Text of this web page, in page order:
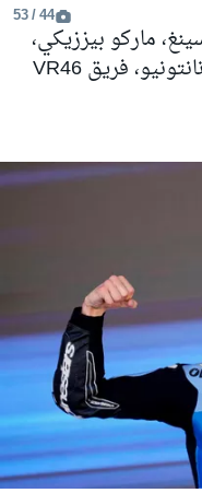
44 / 53
ماركو بيززيكي،
فريق أبريليا راسينغ، فابيو دي جيانانتونيو، فريق VR46